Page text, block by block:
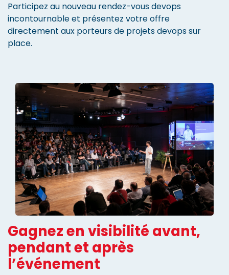
Participez au nouveau rendez-vous devops
incontournable et présentez votre offre
directement aux porteurs de projets devops sur
place.
Gagnez en visibilité avant,
pendant et après
l’événement